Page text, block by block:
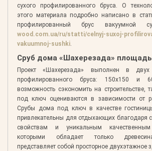
сухого профилированного бруса. О
этого материала подробно написано в
профилированный брус вакуумной
wood.com.ua/ru/statti/celnyj-suxoj-
vakuumnoj-sushki
Сруб дома «Шахерезада»
Проект «Шахерезада» выполнен в двух
профилированного бруса: 150x150 и
возможность сэкономить на строительстве,
под ключ оцениваются в зависимости от
Срубы дома под ключ в качестве
привлекательны для отдыхающих благодаря
свойствам и уникальным качественным
которыми обладает только
представляет собой просторное двухэтажное